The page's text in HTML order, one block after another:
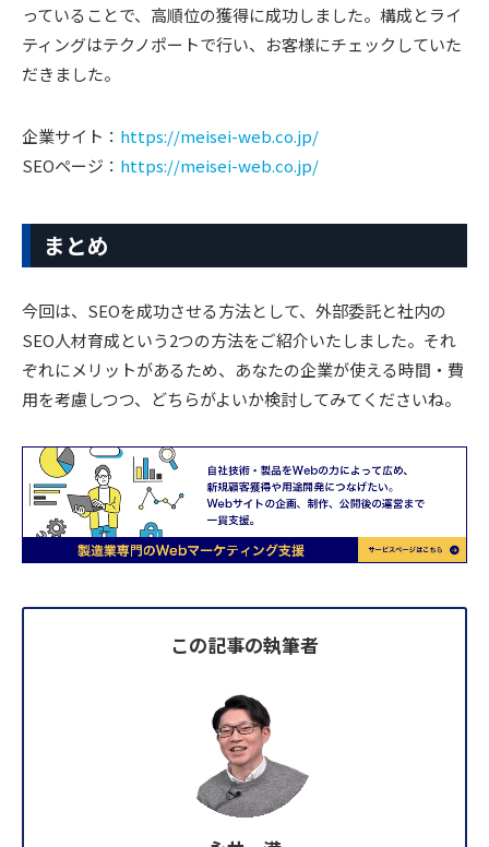
っていることで、高順位の獲得に成功しました。構成とライ
ティングはテクノポートで行い、お客様にチェックしていた
だきました。
企業サイト： https://meisei-web.co.jp/
SEOページ： https://meisei-web.co.jp/
まとめ
今回は、SEOを成功させる方法として、外部委託と社内の
SEO人材育成という2つの方法をご紹介いたしました。それ
ぞれにメリットがあるため、あなたの企業が使える時間・費
用を考慮しつつ、どちらがよいか検討してみてくださいね。
この記事の執筆者